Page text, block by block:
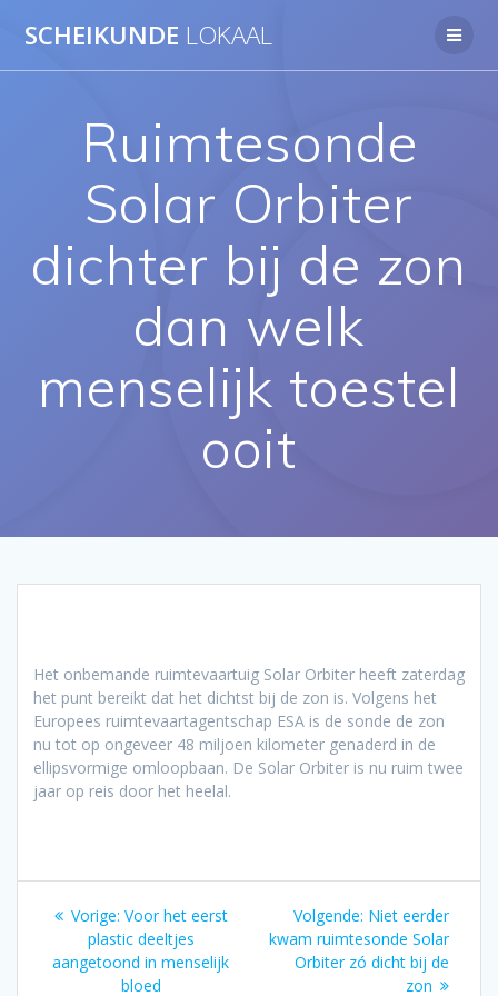
naar
SCHEIKUNDE LOKAAL
Ruimtesonde
Solar Orbiter
dichter bij de zon
dan welk
menselijk toestel
ooit
Het onbemande ruimtevaartuig Solar Orbiter heeft zaterdag
het punt bereikt dat het dichtst bij de zon is. Volgens het
Europees ruimtevaartagentschap ESA is de sonde de zon
nu tot op ongeveer 48 miljoen kilometer genaderd in de
ellipsvormige omloopbaan. De Solar Orbiter is nu ruim twee
jaar op reis door het heelal.
Bericht
navigatie
Vorige: Vorig
bericht:
Voor het eerst
plastic deeltjes
aangetoond in menselijk
bloed
Volgende: Volgend
bericht:
Niet eerder
kwam ruimtesonde Solar
Orbiter zó dicht bij de
zon